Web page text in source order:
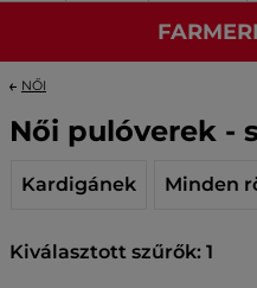
NŐI
Női pulóverek -
Kardigánek Minden
Kiválasztott szűrők: 1